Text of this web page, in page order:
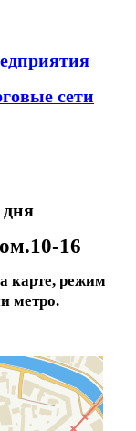
сети
16
карте, режим
метро.